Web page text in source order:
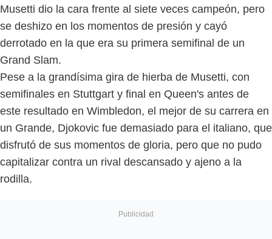
Musetti dio la cara frente al siete veces campeón, pero
se deshizo en los momentos de presión y cayó
derrotado en la que era su primera semifinal de un
Grand Slam.
Pese a la grandísima gira de hierba de Musetti, con
semifinales en Stuttgart y final en Queen's antes de
este resultado en Wimbledon, el mejor de su carrera en
un Grande, Djokovic fue demasiado para el italiano, que
disfrutó de sus momentos de gloria, pero que no pudo
capitalizar contra un rival descansado y ajeno a la
rodilla.